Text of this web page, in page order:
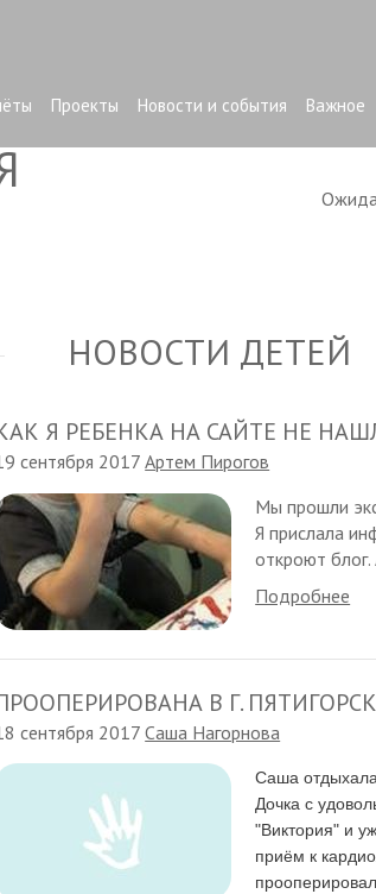
Проекты Новости и события Важное
НОВОСТИ ДЕТЕЙ
Я РЕБЕНКА НА САЙТЕ НЕ
сентября 2017Артем Пирогов
Мы прошли
Я прислала
откроют блог.
Подробнее
В Г.
сентября 2017Саша Нагорнова
Саша отдыхала
Дочка с
"Виктория" и
приём к